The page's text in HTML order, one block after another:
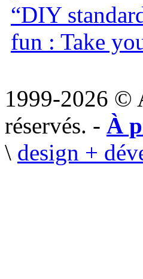
“DIY
fun : Take
1999-2026 ©
réservés. - À
\ design +